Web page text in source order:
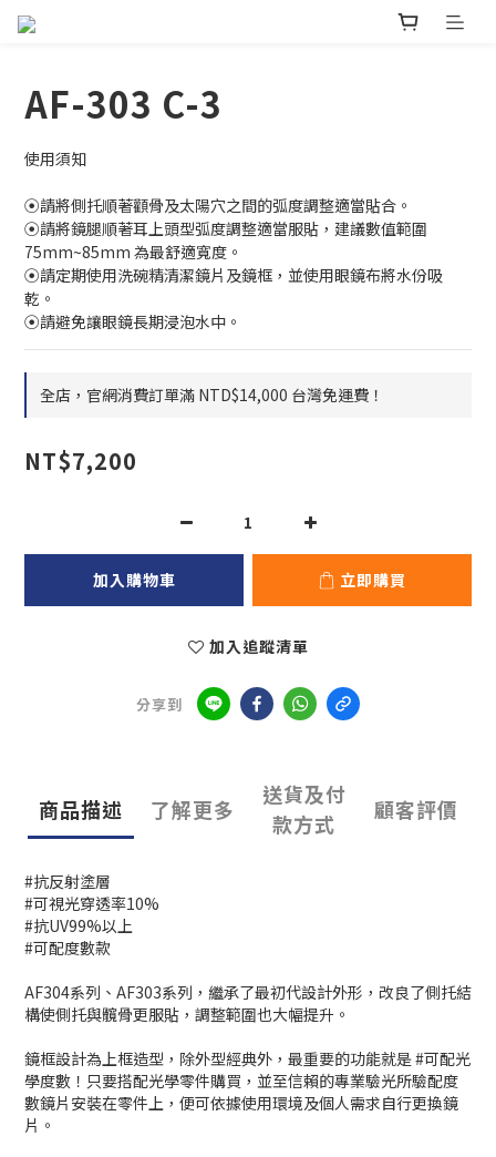
AF-303 C-3
使用須知
⦿請將側托順著顴骨及太陽穴之間的弧度調整適當貼合。
⦿請將鏡腿順著耳上頭型弧度調整適當服貼，建議數值範圍
75mm~85mm 為最舒適寬度。
⦿請定期使用洗碗精清潔鏡片及鏡框，並使用眼鏡布將水份吸
乾。
⦿請避免讓眼鏡長期浸泡水中。
全店，官網消費訂單滿 NTD$14,000 台灣免運費！
NT$7,200
加入購物車 立即購買
加入追蹤清單
分享到
商品描述 了解更多
送貨及付
款方式
顧客評價
#抗反射塗層
#可視光穿透率10%
#抗UV99%以上
#可配度數款
AF304系列、AF303系列，繼承了最初代設計外形，改良了側托結
構使側托與髖骨更服貼，調整範圍也大幅提升。
鏡框設計為上框造型，除外型經典外，最重要的功能就是 #可配光
學度數！只要搭配光學零件購買，並至信賴的專業驗光所驗配度
數鏡片安裝在零件上，便可依據使用環境及個人需求自行更換鏡
片。